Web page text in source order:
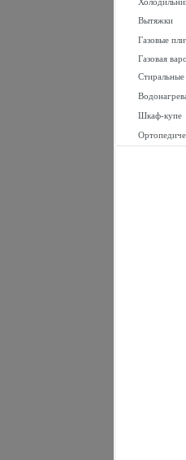
Вытяжки
Газовые
Газовая
Шкаф-купе